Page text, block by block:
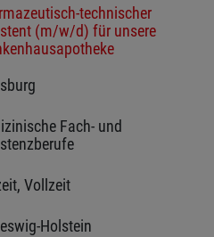
technischer
(m/w/d) für unsere
Fach- und
Vollzeit
Holstein